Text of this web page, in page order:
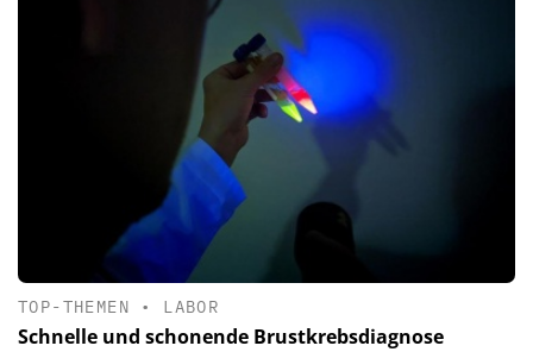
TOP-THEMEN • LABOR
Schnelle und schonende Brustkrebsdiagnose